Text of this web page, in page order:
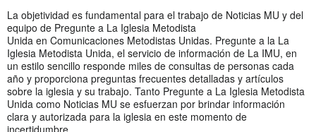
La objetividad es fundamental para el trabajo de Noticias MU y del
equipo de Pregunte a La Iglesia Metodista
Unida en Comunicaciones Metodistas Unidas. Pregunte a la La
Iglesia Metodista Unida, el servicio de información de La IMU, en
un estilo sencillo responde miles de consultas de personas cada
año y proporciona preguntas frecuentes detalladas y artículos
sobre la iglesia y su trabajo. Tanto Pregunte a La Iglesia Metodista
Unida como Noticias MU se esfuerzan por brindar información
clara y autorizada para la iglesia en este momento de
incertidumbre.